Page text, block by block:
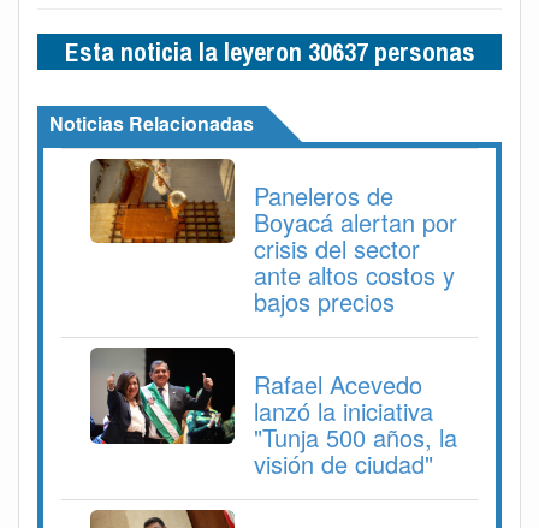
Esta noticia la leyeron 30637 personas
Noticias Relacionadas
Paneleros de
Boyacá alertan por
crisis del sector
ante altos costos y
bajos precios
Rafael Acevedo
lanzó la iniciativa
"Tunja 500 años, la
visión de ciudad"